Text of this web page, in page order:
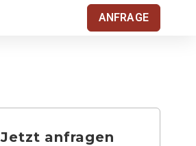
ANFRAGE
Jetzt anfragen